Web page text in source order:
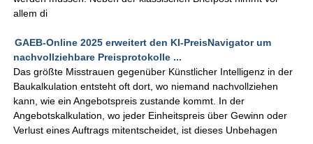
allem di
GAEB-Online 2025 erweitert den KI-PreisNavigator um
nachvollziehbare Preisprotokolle ...
Das größte Misstrauen gegenüber Künstlicher Intelligenz in der
Baukalkulation entsteht oft dort, wo niemand nachvollziehen
kann, wie ein Angebotspreis zustande kommt. In der
Angebotskalkulation, wo jeder Einheitspreis über Gewinn oder
Verlust eines Auftrags mitentscheidet, ist dieses Unbehagen